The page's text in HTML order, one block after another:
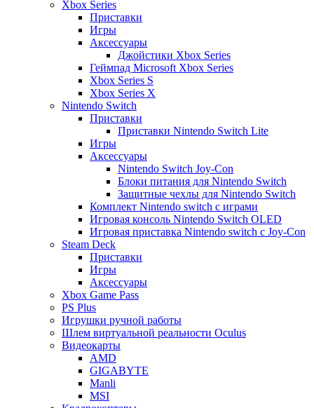
Xbox Series
Приставки
Игры
Аксессуары
Джойстики Xbox Series
Геймпад Microsoft Xbox Series
Xbox Series S
Xbox Series X
Nintendo Switch
Приставки
Приставки Nintendo Switch Lite
Игры
Аксессуары
Nintendo Switch Joy-Con
Блоки питания для Nintendo Switch
Защитные чехлы для Nintendo Switch
Комплект Nintendo switch с играми
Игровая консоль Nintendo Switch OLED
Игровая приставка Nintendo switch с Joy-Con
Steam Deck
Приставки
Игры
Аксессуары
Xbox Game Pass
PS Plus
Игрушки ручной работы
Шлем виртуальной реальности Oculus
Видеокарты
AMD
GIGABYTE
Manli
MSI